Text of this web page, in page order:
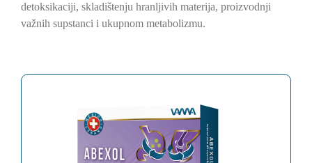
detoksikaciji, skladištenju hranljivih materija, proizvodnji
važnih supstanci i ukupnom metabolizmu.